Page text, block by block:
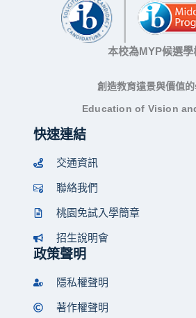
本校為MYP候選學
創造教育遠景與價值
Education of Vision
快速連結
交通資訊
聯絡我們
桃園免試入學簡章
招生說明會
政策聲明
隱私權聲明
著作權聲明